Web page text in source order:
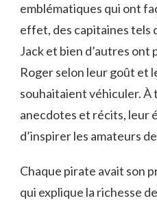
emblématiques qui ont
effet, des capitaines tels
Jack et bien d’autres ont
Roger selon leur goût et
souhaitaient véhiculer. À
anecdotes et récits, leur
d’inspirer les amateurs
Chaque pirate avait son
qui explique la richesse